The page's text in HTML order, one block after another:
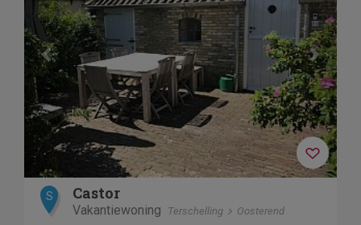
S Castor
Vakantiewoning Terschelling Oosterend